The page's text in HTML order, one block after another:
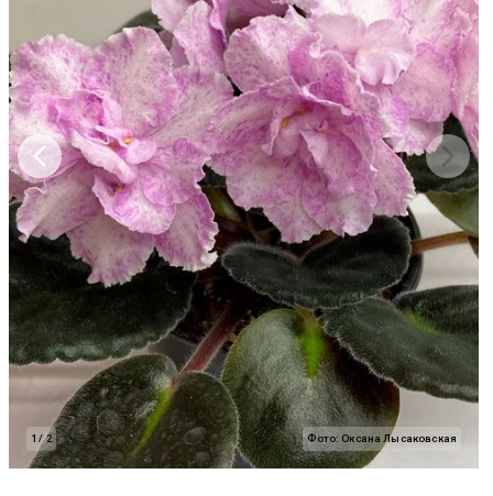
1 /2 Фото:Оксана Лысаковская